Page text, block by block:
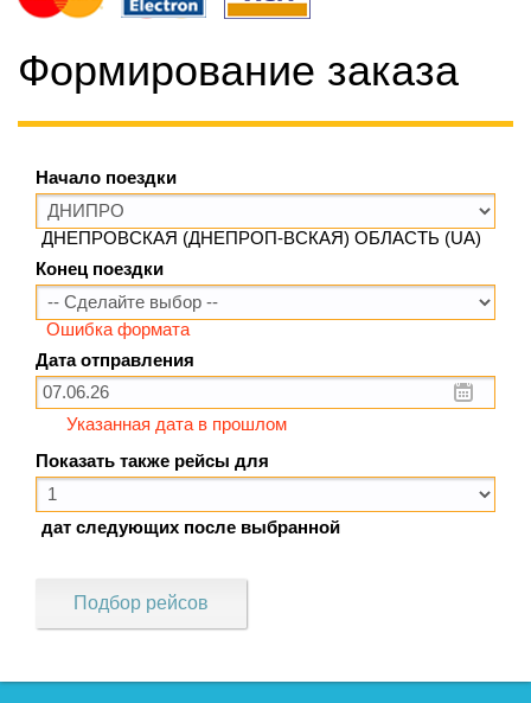
Формирование заказа
Начало поездки
ДНЕПРОВСКАЯ (ДНЕПРОП-ВСКАЯ) ОБЛАСТЬ (UA)
Конец поездки
Ошибка формата
Дата отправления
Указанная дата в прошлом
Показать также рейсы для
дат следующих после выбранной
Подбор рейсов